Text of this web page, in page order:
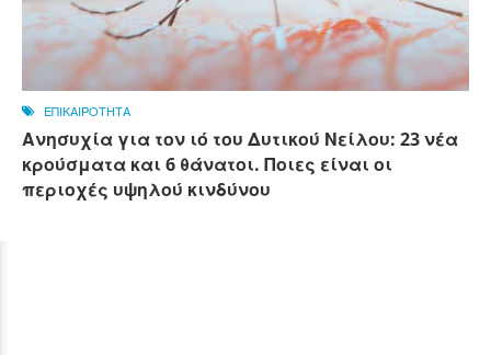
ΕΠΙΚΑΙΡΟΤΗΤΑ
Ανησυχία για τον ιό του Δυτικού Νείλου: 23 νέα
κρούσματα και 6 θάνατοι. Ποιες είναι οι
περιοχές υψηλού κινδύνου